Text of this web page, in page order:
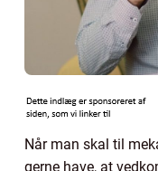
Når man skal til
gerne have, at